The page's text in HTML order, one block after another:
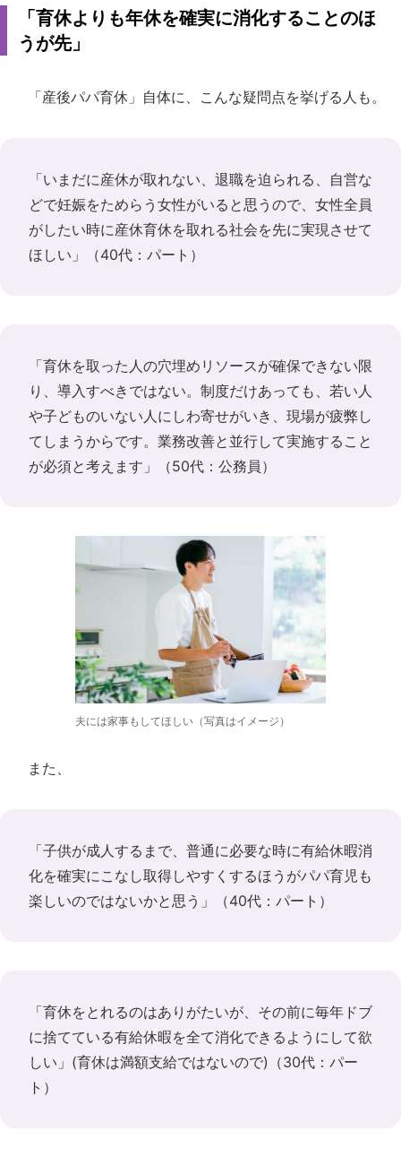
「育休よりも年休を確実に消化することのほ
うが先」
「産後パパ育休」自体に、こんな疑問点を挙げる人も。
「いまだに産休が取れない、退職を迫られる、自営な
どで妊娠をためらう女性がいると思うので、女性全員
がしたい時に産休育休を取れる社会を先に実現させて
ほしい」（40代：パート）
「育休を取った人の穴埋めリソースが確保できない限
り、導入すべきではない。制度だけあっても、若い人
や子どものいない人にしわ寄せがいき、現場が疲弊し
てしまうからです。業務改善と並行して実施すること
が必須と考えます」（50代：公務員）
夫には家事もしてほしい（写真はイメージ）
また、
「子供が成人するまで、普通に必要な時に有給休暇消
化を確実にこなし取得しやすくするほうがパパ育児も
楽しいのではないかと思う」（40代：パート）
「育休をとれるのはありがたいが、その前に毎年ドブ
に捨てている有給休暇を全て消化できるようにして欲
しい」(育休は満額支給ではないので)（30代：パー
ト）